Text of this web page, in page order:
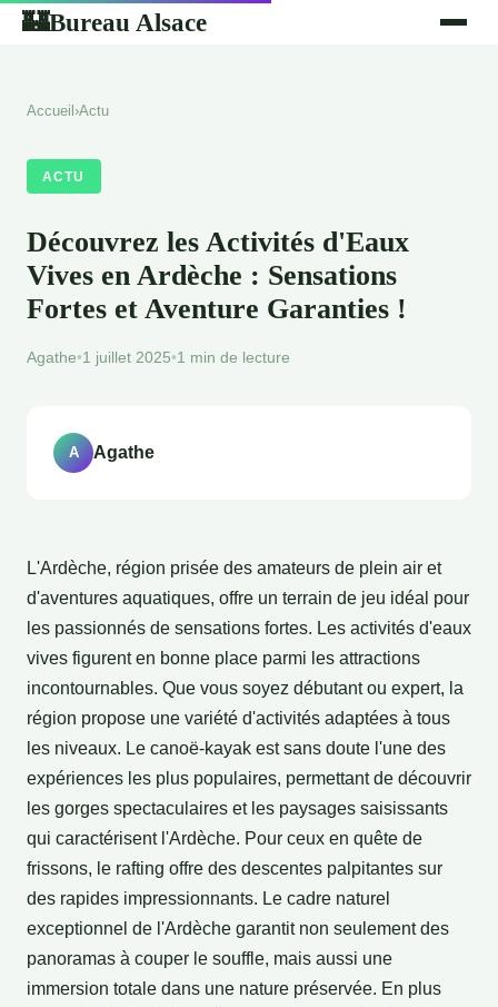
🏰Bureau Alsace
Accueil ›Actu
ACTU
Découvrez les Activités d'Eaux
Vives en Ardèche : Sensations
Fortes et Aventure Garanties !
Agathe•1 juillet 2025•1 min de lecture
L'Ardèche, région prisée des amateurs de plein air et
d'aventures aquatiques, offre un terrain de jeu idéal pour
les passionnés de sensations fortes. Les activités d'eaux
vives figurent en bonne place parmi les attractions
incontournables. Que vous soyez débutant ou expert, la
région propose une variété d'activités adaptées à tous
les niveaux. Le canoë-kayak est sans doute l'une des
expériences les plus populaires, permettant de découvrir
les gorges spectaculaires et les paysages saisissants
qui caractérisent l'Ardèche. Pour ceux en quête de
frissons, le rafting offre des descentes palpitantes sur
des rapides impressionnants. Le cadre naturel
exceptionnel de l'Ardèche garantit non seulement des
panoramas à couper le souffle, mais aussi une
immersion totale dans une nature préservée. En plus
A Agathe